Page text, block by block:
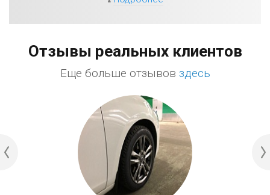
Отзывы реальных клиентов
Еще больше отзывов здесь